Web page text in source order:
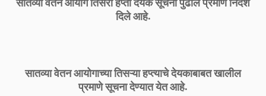
दिले आहे.
सातव्या वेतन आयोगाच्या तिसऱ्या हप्त्याचे देयकाबाबत खालील
प्रमाणे सूचना देण्यात येत आहे.